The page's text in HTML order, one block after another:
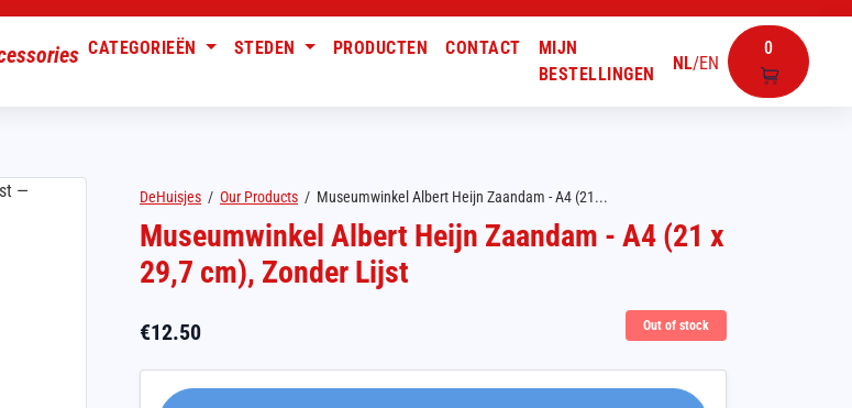
NL/EN
0
CATEGORIEËN STEDEN PRODUCTEN CONTACT
MIJN
BESTELLINGEN
DeHuisjes / Our Products / Museumwinkel Albert Heijn Zaandam - A4 (21...
Museumwinkel Albert Heijn Zaandam - A4 (21 x
29,7 cm), Zonder Lijst
€12.50 Out of stock